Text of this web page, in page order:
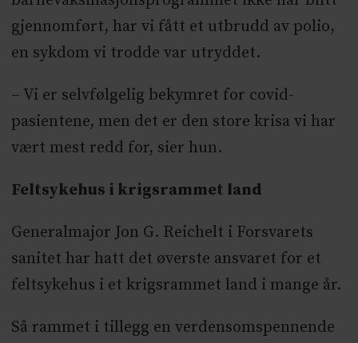
gjennomført, har vi fått et utbrudd av polio,
en sykdom vi trodde var utryddet.
– Vi er selvfølgelig bekymret for covid-
pasientene, men det er den store krisa vi har
vært mest redd for, sier hun.
Feltsykehus i krigsrammet land
Generalmajor Jon G. Reichelt i Forsvarets
sanitet har hatt det øverste ansvaret for et
feltsykehus i et krigsrammet land i mange år.
Så rammet i tillegg en verdensomspennende